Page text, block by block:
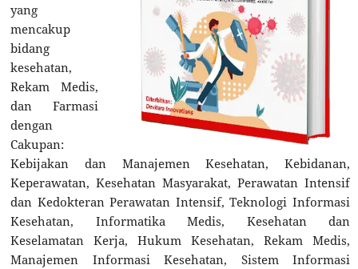
yang
mencakup
bidang
kesehatan,
Rekam Medis,
dan Farmasi
dengan
Cakupan:
Kebijakan dan Manajemen Kesehatan, Kebidanan,
Keperawatan, Kesehatan Masyarakat, Perawatan Intensif
dan Kedokteran Perawatan Intensif, Teknologi Informasi
Kesehatan, Informatika Medis, Kesehatan dan
Keselamatan Kerja, Hukum Kesehatan, Rekam Medis,
Manajemen Informasi Kesehatan, Sistem Informasi